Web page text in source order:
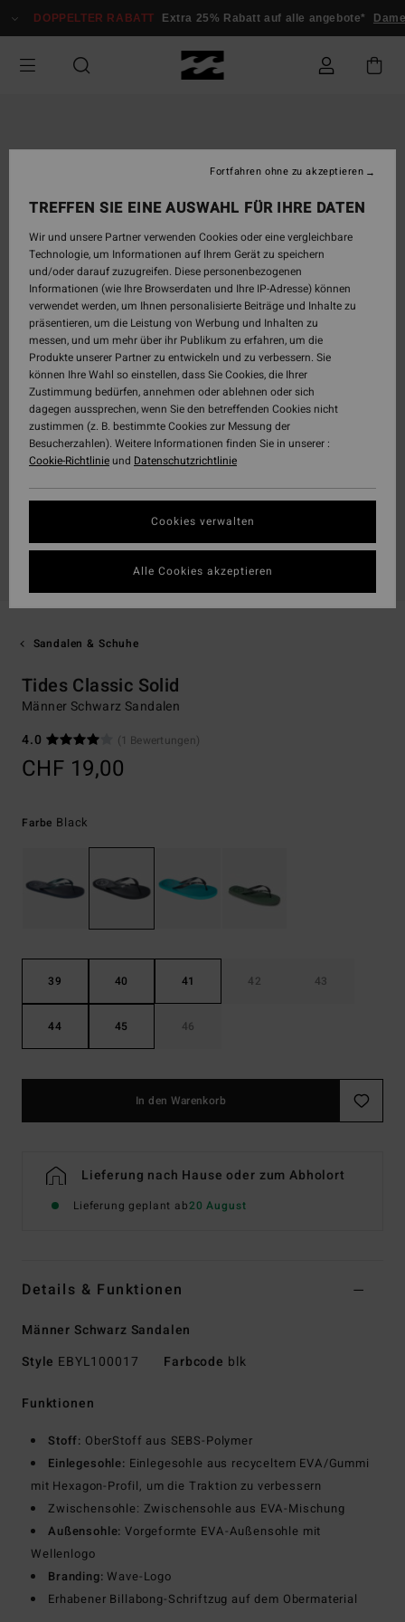
zur
springen
DOPPELTER RABATT Extra 25% Rabatt auf alle angebote* Damen
Sandalen & Schuhe
Tides Classic Solid
Männer Schwarz Sandalen
4.0
(1 Bewertungen)
CHF 19,00
Farbe Black
39 40 41 42 43
44 45 46
In den Warenkorb
Lieferung nach Hause oder zum Abholort
Lieferung geplant ab20 August
Details & Funktionen
Männer Schwarz Sandalen
Style EBYL100017 Farbcode blk
Funktionen
Stoff: OberStoff aus SEBS-Polymer
Einlegesohle: Einlegesohle aus recyceltem EVA/Gummi
mit Hexagon-Profil, um die Traktion zu verbessern
Zwischensohle: Zwischensohle aus EVA-Mischung
Außensohle: Vorgeformte EVA-Außensohle mit
Wellenlogo
Branding: Wave-Logo
Erhabener Billabong-Schriftzug auf dem Obermaterial
TREFFEN SIE EINE AUSWAHL FÜR IHRE DATEN
Wir und unsere Partner verwenden Cookies oder eine vergleichbare
Technologie, um Informationen auf Ihrem Gerät zu speichern
und/oder darauf zuzugreifen. Diese personenbezogenen
Informationen (wie Ihre Browserdaten und Ihre IP-Adresse) können
verwendet werden, um Ihnen personalisierte Beiträge und Inhalte zu
präsentieren, um die Leistung von Werbung und Inhalten zu
messen, und um mehr über ihr Publikum zu erfahren, um die
Produkte unserer Partner zu entwickeln und zu verbessern. Sie
können Ihre Wahl so einstellen, dass Sie Cookies, die Ihrer
Zustimmung bedürfen, annehmen oder ablehnen oder sich
dagegen aussprechen, wenn Sie den betreffenden Cookies nicht
zustimmen (z. B. bestimmte Cookies zur Messung der
Besucherzahlen). Weitere Informationen finden Sie in unserer :
Cookie-Richtlinieund Datenschutzrichtlinie
Cookies verwalten
Fortfahren ohne zu akzeptieren
Alle Cookies akzeptieren